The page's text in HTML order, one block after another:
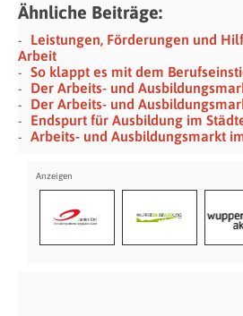
Ähnliche Beiträge:
Leistungen, Förderungen und
Arbeit
So klappt es mit dem
Der Arbeits- und
Der Arbeits- und
Endspurt für Ausbildung im
Arbeits- und Ausbildungsmarkt